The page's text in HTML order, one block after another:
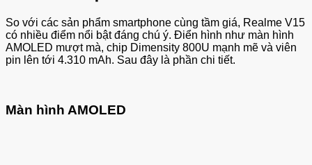
So với các sản phẩm smartphone cùng tầm giá, Realme V15
có nhiều điểm nổi bật đáng chú ý. Điển hình như màn hình
AMOLED mượt mà, chip Dimensity 800U mạnh mẽ và viên
pin lên tới 4.310 mAh. Sau đây là phần chi tiết.
Màn hình AMOLED